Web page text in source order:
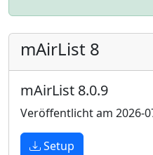
mAirList 8
mAirList 8.0.9
Veröffentlicht am 2026-
Setup